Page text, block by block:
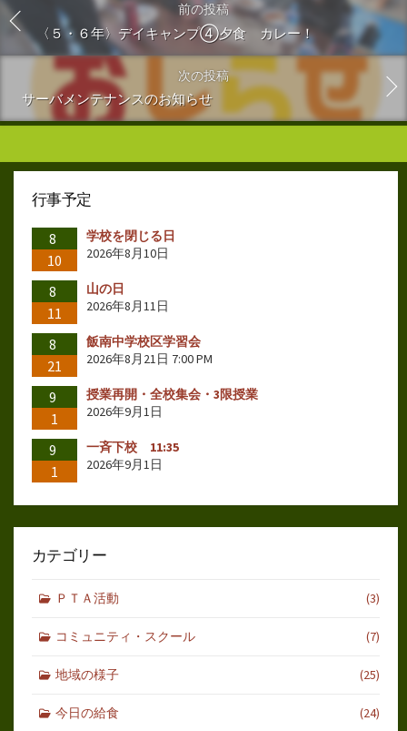
前の投稿
〈５・６年〉デイキャンプ④夕食 カレー！
次の投稿
サーバメンテナンスのお知らせ
行事予定
8
10
学校を閉じる日
2026年8月10日
8
11
山の日
2026年8月11日
8
21
飯南中学校区学習会
2026年8月21日 7:00 PM
9
1
授業再開・全校集会・3限授業
2026年9月1日
9
1
一斉下校 11:35
2026年9月1日
カテゴリー
ＰＴＡ活動 (3)
コミュニティ・スクール (7)
地域の様子 (25)
今日の給食 (24)